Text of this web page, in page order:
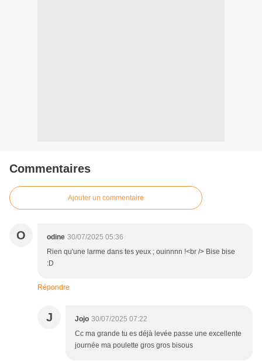
Commentaires
Ajouter un commentaire
O odine 30/07/2025 05:36
Rien qu'une larme dans tes yeux ; ouinnnn !<br /> Bise bise
:D
Répondre
J Jojo 30/07/2025 07:22
Cc ma grande tu es déjà levée passe une excellente
journée ma poulette gros gros bisous